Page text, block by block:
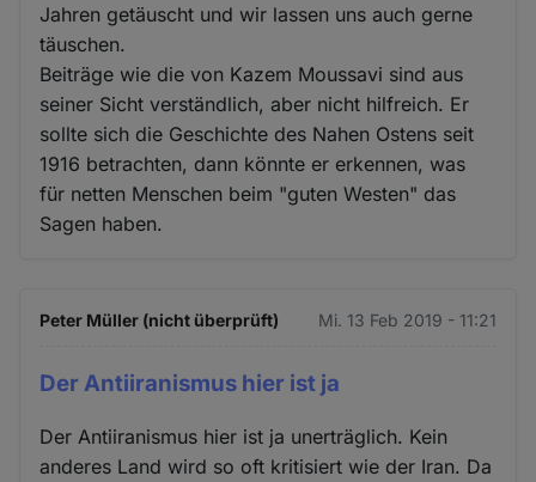
Jahren getäuscht und wir lassen uns auch gerne
täuschen.
Beiträge wie die von Kazem Moussavi sind aus
seiner Sicht verständlich, aber nicht hilfreich. Er
sollte sich die Geschichte des Nahen Ostens seit
1916 betrachten, dann könnte er erkennen, was
für netten Menschen beim "guten Westen" das
Sagen haben.
Peter Müller (nicht überprüft) Mi. 13 Feb 2019 - 11:21
Der Antiiranismus hier ist ja
Der Antiiranismus hier ist ja unerträglich. Kein
anderes Land wird so oft kritisiert wie der Iran. Da